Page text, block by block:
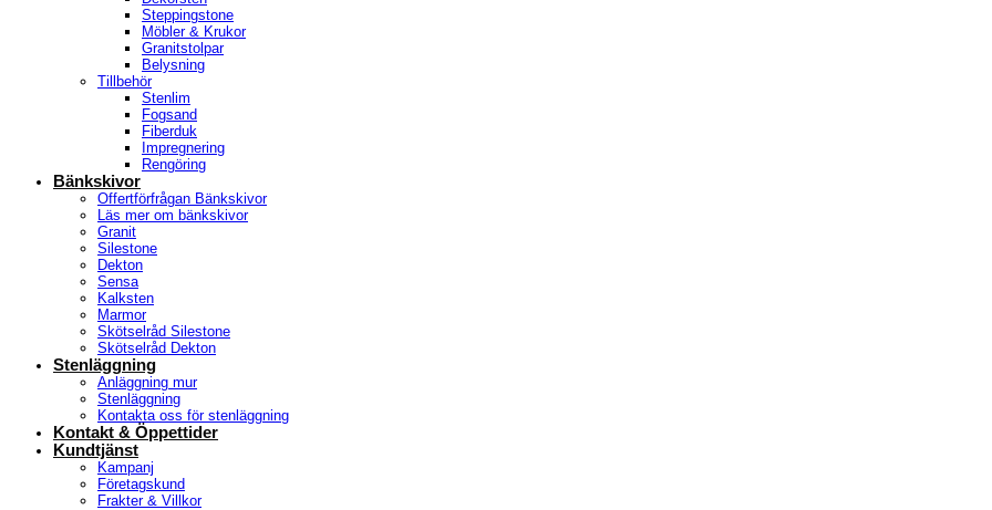
Steppingstone
Möbler & Krukor
Granitstolpar
Belysning
Tillbehör
Stenlim
Fogsand
Fiberduk
Impregnering
Rengöring
Bänkskivor
Offertförfrågan Bänkskivor
Läs mer om bänkskivor
Granit
Silestone
Dekton
Sensa
Kalksten
Marmor
Skötselråd Silestone
Skötselråd Dekton
Stenläggning
Anläggning mur
Stenläggning
Kontakta oss för stenläggning
Kontakt & Öppettider
Kundtjänst
Kampanj
Företagskund
Frakter & Villkor